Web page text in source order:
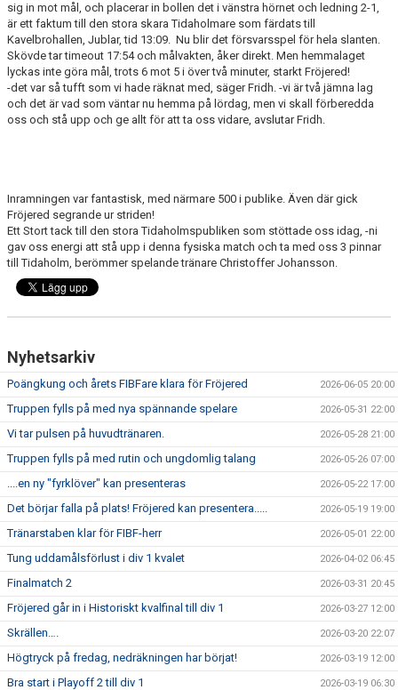
sig in mot mål, och placerar in bollen det i vänstra hörnet och ledning 2-1,
är ett faktum till den stora skara Tidaholmare som färdats till
Kavelbrohallen, Jublar, tid 13:09. Nu blir det försvarsspel för hela slanten.
Skövde tar timeout 17:54 och målvakten, åker direkt. Men hemmalaget
lyckas inte göra mål, trots 6 mot 5 i över två minuter, starkt Fröjered!
-det var så tufft som vi hade räknat med, säger Fridh. -vi är två jämna lag
och det är vad som väntar nu hemma på lördag, men vi skall förberedda
oss och stå upp och ge allt för att ta oss vidare, avslutar Fridh.
Inramningen var fantastisk, med närmare 500 i publike. Även där gick
Fröjered segrande ur striden!
Ett Stort tack till den stora Tidaholmspubliken som stöttade oss idag, -ni
gav oss energi att stå upp i denna fysiska match och ta med oss 3 pinnar
till Tidaholm, berömmer spelande tränare Christoffer Johansson.
Nyhetsarkiv
Poängkung och årets FIBFare klara för Fröjered 2026-06-05 20:00
Truppen fylls på med nya spännande spelare 2026-05-31 22:00
Vi tar pulsen på huvudtränaren. 2026-05-28 21:00
Truppen fylls på med rutin och ungdomlig talang 2026-05-26 07:00
....en ny "fyrklöver" kan presenteras 2026-05-22 17:00
Det börjar falla på plats! Fröjered kan presentera..... 2026-05-19 19:00
Tränarstaben klar för FIBF-herr 2026-05-01 22:00
Tung uddamålsförlust i div 1 kvalet 2026-04-02 06:45
Finalmatch 2 2026-03-31 20:45
Fröjered går in i Historiskt kvalfinal till div 1 2026-03-27 12:00
Skrällen…. 2026-03-20 22:07
Högtryck på fredag, nedräkningen har börjat! 2026-03-19 12:00
Bra start i Playoff 2 till div 1 2026-03-19 06:30